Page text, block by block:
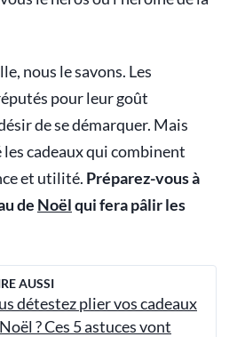
nous le savons. Les
pour leur goût
de se démarquer. Mais
cadeaux qui combinent
et utilité. Préparez-vous à
de Noëlqui fera pâlir les
AUSSI
détestez plier vos cadeaux
? Ces 5 astuces vont